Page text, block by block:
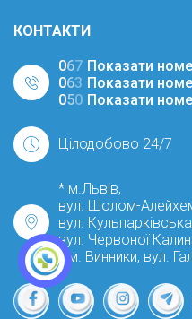
КОНТАКТИ
067 Показати
063 Показати
050 Показати
Цілодобово 24/7
* м.Львів,
вул. Шолом-
вул.
вул. Червоної
* м. Винники, вул.